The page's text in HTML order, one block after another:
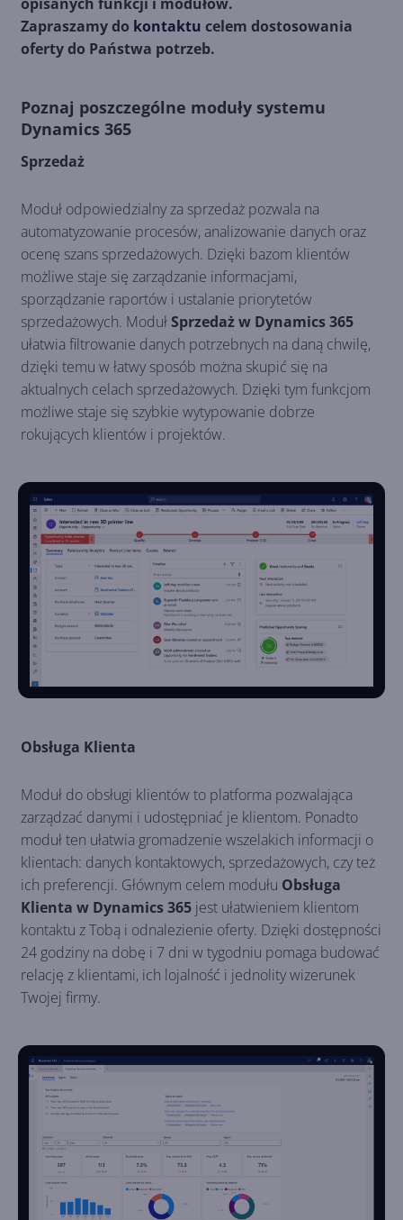
Zapraszamy do kontaktu celem dostosowania
oferty do Państwa potrzeb.
Poznaj poszczególne moduły systemu
Dynamics 365
Sprzedaż
Moduł odpowiedzialny za sprzedaż pozwala na
automatyzowanie procesów, analizowanie danych oraz
ocenę szans sprzedażowych. Dzięki bazom klientów
możliwe staje się zarządzanie informacjami,
sporządzanie raportów i ustalanie priorytetów
sprzedażowych. ModułSprzedaż w Dynamics 365
ułatwia filtrowanie danych potrzebnych na daną chwilę,
dzięki temu w łatwy sposób można skupić się na
aktualnych celach sprzedażowych. Dzięki tym funkcjom
możliwe staje się szybkie wytypowanie dobrze
rokujących klientów i projektów.
Obsługa Klienta
Moduł do obsługi klientów to platforma pozwalająca
zarządzać danymi i udostępniać je klientom. Ponadto
moduł ten ułatwia gromadzenie wszelakich informacji o
klientach: danych kontaktowych, sprzedażowych, czy też
ich preferencji. Głównym celem modułu Obsługa
Klienta w Dynamics 365 jest ułatwieniem klientom
kontaktu z Tobą i odnalezienie oferty. Dzięki dostępności
24 godziny na dobę i 7 dni w tygodniu pomaga budować
relację z klientami, ich lojalność i jednolity wizerunek
Twojej firmy.